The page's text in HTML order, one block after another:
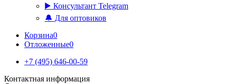
▶️ Консультант Telegram
🔔 Для оптовиков
Корзина0
Отложенные0
+7 (495) 646-00-59
Контактная информация